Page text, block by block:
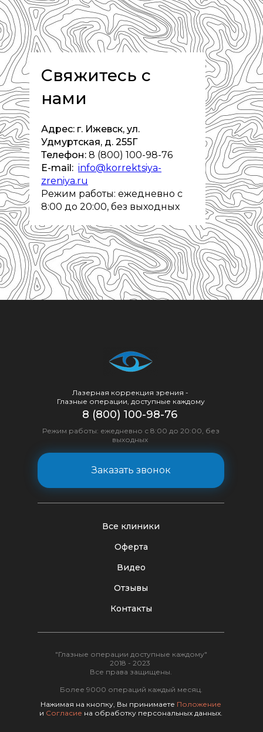
Свяжитесь с
нами
Адрес: г. Ижевск, ул.
Удмуртская, д. 255Г
Телефон: 8 (800) 100-98-76
E-mail: info@korrektsiya-
zreniya.ru
Режим работы: ежедневно с
8:00 до 20:00, без выходных
Лазерная коррекция зрения -
Глазные операции, доступные каждому
Оферта
Видео
Все клиники
Отзывы
Контакты
8 (800) 100-98-76
Режим работы: ежедневно с 8:00 до 20:00, без
выходных
Заказать звонок
Нажимая на кнопку, Вы принимаете Положение
и Согласие на обработку персональных данных.
"Глазные операции доступные каждому"
2018 - 2023
Все права защищены.
Более 9000 операций каждый месяц.